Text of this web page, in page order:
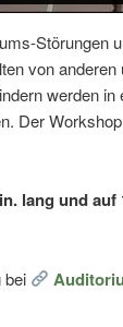
Störungen
von
werden
Der
lang und
bei